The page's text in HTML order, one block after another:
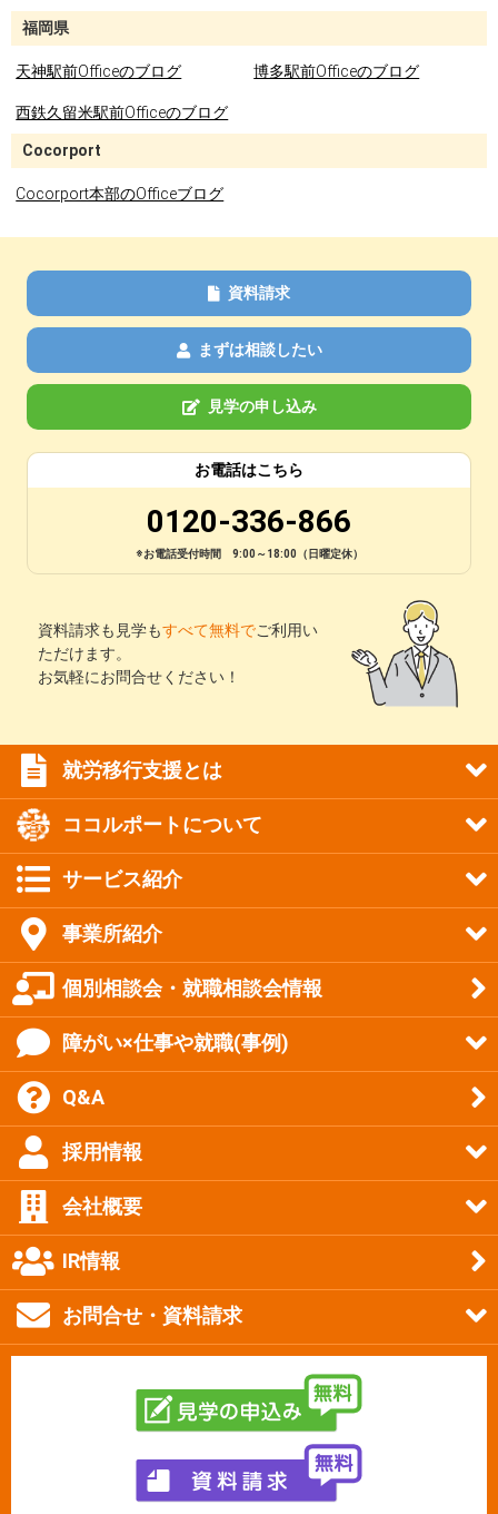
福岡県
天神駅前Officeのブログ 博多駅前Officeのブログ
西鉄久留米駅前Officeのブログ
Cocorport
Cocorport本部のOfficeブログ
資料請求
まずは相談したい
見学の申し込み
お電話はこちら
0120-336-866
※お電話受付時間 9:00～18:00（日曜定休）
資料請求も見学もすべて無料でご利用い
ただけます。
お気軽にお問合せください！
就労移行支援とは
ココルポートについて
サービス紹介
事業所紹介
個別相談会・就職相談会情報
障がい×仕事や就職(事例)
Q&A
採用情報
会社概要
IR情報
お問合せ・資料請求